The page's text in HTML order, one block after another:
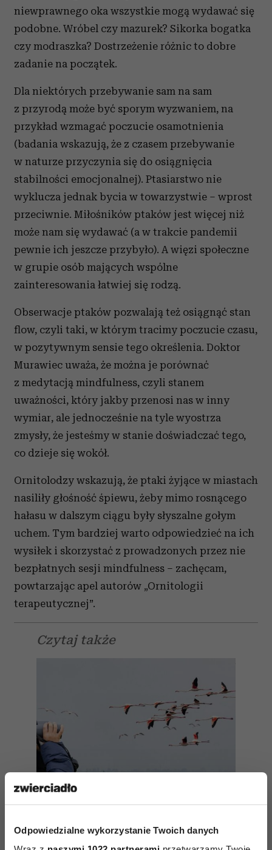
Odpowiedzialne wykorzystanie Twoich danych
niewprawnego oka wszystkie mogą wydawać się
podobne. Wróbel czy mazurek? Sikorka bogatka
czy modraszka? Dostrzeżenie różnic to dobre
zadanie na początek.
Dla niektórych przebywanie sam na sam
z przyrodą może być sporym wyzwaniem, na
przykład wzmagać poczucie osamotnienia
(badania wskazują, że z czasem przebywanie
w naturze przyczynia się do osiągnięcia
stabilności emocjonalnej). Ptasiarstwo nie
wyklucza jednak bycia w towarzystwie – wprost
przeciwnie. Miłośników ptaków jest więcej niż
może nam się wydawać (a w trakcie pandemii
pewnie ich jeszcze przybyło). A więzi społeczne
w grupie osób mających wspólne
zainteresowania łatwiej się rodzą.
Obserwacje ptaków pozwalają też osiągnąć stan
flow, czyli taki, w którym tracimy poczucie czasu,
w pozytywnym sensie tego określenia. Doktor
Murawiec uważa, że można je porównać
z medytacją mindfulness, czyli stanem
uważności, który jakby przenosi nas w inny
wymiar, ale jednocześnie na tyle wyostrza
zmysły, że jesteśmy w stanie doświadczać tego,
co dzieje się wokół.
Ornitolodzy wskazują, że ptaki żyjące w miastach
nasiliły głośność śpiewu, żeby mimo rosnącego
hałasu w dalszym ciągu były słyszalne gołym
uchem. Tym bardziej warto odpowiedzieć na ich
wysiłek i skorzystać z prowadzonych przez nie
bezpłatnych sesji mindfulness – zachęcam,
powtarzając apel autorów „Ornitologii
terapeutycznej”.
Czytaj także